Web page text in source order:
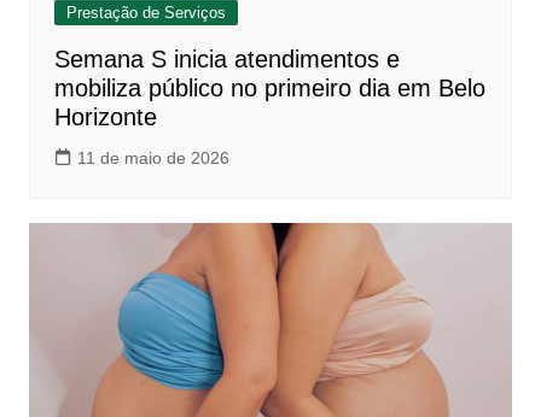
Prestação de Serviços
Semana S inicia atendimentos e
mobiliza público no primeiro dia em Belo
Horizonte
11 de maio de 2026